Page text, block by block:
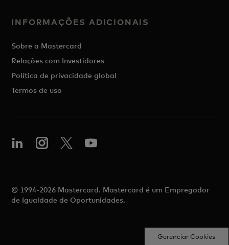
INFORMAÇÕES ADICIONAIS
Sobre a Mastercard
Relações com Investidores
Política de privacidade global
Termos de uso
© 1994-2026 Mastercard. Mastercard é um Empregador
de Igualdade de Oportunidades.
Gerenciar Cookies